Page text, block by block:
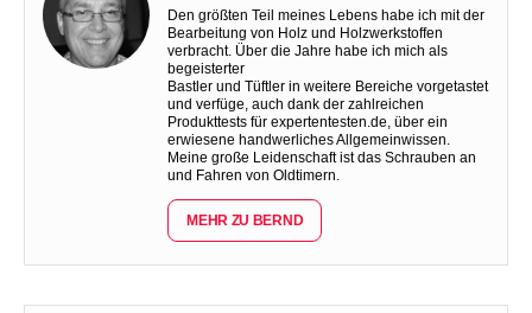
Den größten Teil meines Lebens habe ich mit der
Bearbeitung von Holz und Holzwerkstoffen
verbracht. Über die Jahre habe ich mich als
begeisterter
Bastler und Tüftler in weitere Bereiche vorgetastet
und verfüge, auch dank der zahlreichen
Produkttests für expertentesten.de, über ein
erwiesene handwerliches Allgemeinwissen.
Meine große Leidenschaft ist das Schrauben an
und Fahren von Oldtimern.
MEHR ZU BERND